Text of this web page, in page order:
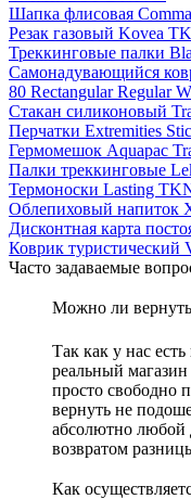
Шапка флисовая
Резак газовый Kovea
Треккинговые палки
Самонадувающийся
80 Rectangular Regular
Стакан силиконовый
Перчатки Extremities
Гермомешок Aquapac
Палки треккинговые
Термоноски Lasting
Облепиховый напиток
Дисконтная карта
Коврик туристический
Часто задаваемые
Можно ли вернуть
Так как у нас
реальный
просто свободно
вернуть не
абсолютно любой
возвратом
Как